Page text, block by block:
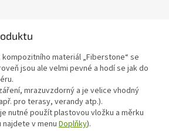
materiál „Fiberstone“ se
jsou ale velmi pevné a hodí se jak do
mrazuvzdorný a je velice vhodný
pro terasy, verandy atp.).
nutné použít plastovou vložku a měrku
najdete v menu Doplňky).